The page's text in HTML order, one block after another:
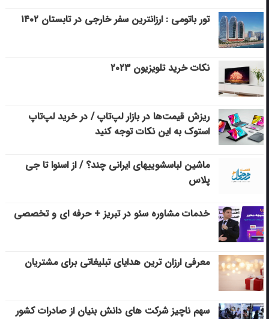
تور باتومی : ارزانترین سفر خارجی در تابستان ۱۴۰۲
نکات خرید تلویزیون ۲۰۲۳
ریزش قیمت‌ها در بازار لپ‌تاپ / در خرید لپ‌تاپ
استوک به این نکات توجه کنید
ماشین لباسشویی‎های ایرانی چند؟ / از اسنوا تا جی
پلاس
خدمات مشاوره سئو در تبریز + حرفه ای و تخصصی
معرفی ارزان ترین هدایای تبلیغاتی برای مشتریان
سهم ناچیز شرکت های دانش بنیان از صادرات کشور